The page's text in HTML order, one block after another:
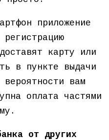
приложение
карту или
в пункте выдачи
вам
оплата частями
от других